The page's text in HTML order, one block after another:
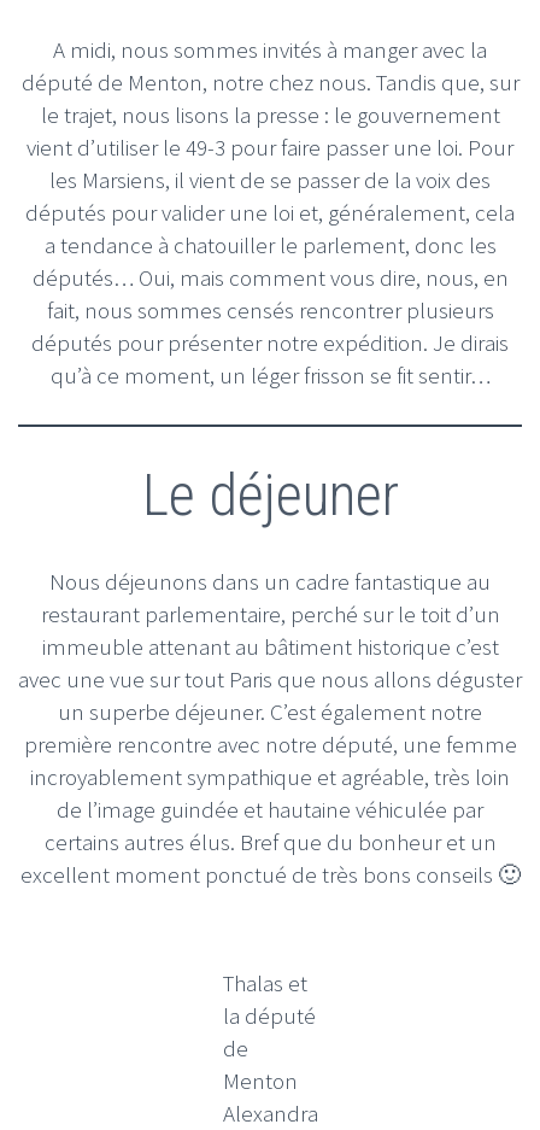
A midi, nous sommes invités à manger avec la
député de Menton, notre chez nous. Tandis que, sur
le trajet, nous lisons la presse : le gouvernement
vient d’utiliser le 49-3 pour faire passer une loi. Pour
les Marsiens, il vient de se passer de la voix des
députés pour valider une loi et, généralement, cela
a tendance à chatouiller le parlement, donc les
députés… Oui, mais comment vous dire, nous, en
fait, nous sommes censés rencontrer plusieurs
députés pour présenter notre expédition. Je dirais
qu’à ce moment, un léger frisson se fit sentir…
Le déjeuner
Nous déjeunons dans un cadre fantastique au
restaurant parlementaire, perché sur le toit d’un
immeuble attenant au bâtiment historique c’est
avec une vue sur tout Paris que nous allons déguster
un superbe déjeuner. C’est également notre
première rencontre avec notre député, une femme
incroyablement sympathique et agréable, très loin
de l’image guindée et hautaine véhiculée par
certains autres élus. Bref que du bonheur et un
excellent moment ponctué de très bons conseils 🙂
Thalas et
la député
de
Menton
Alexandra